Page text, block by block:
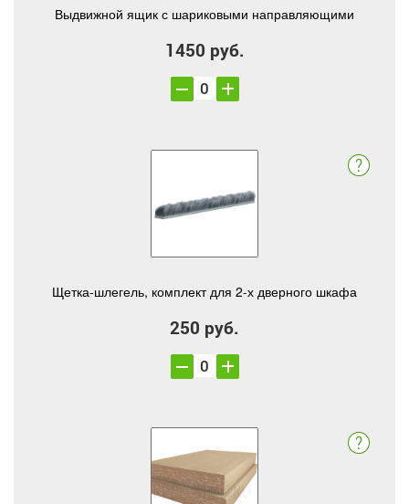
Выдвижной ящик с шариковыми направляющими
1450 руб.
Щетка-шлегель, комплект для 2-х дверного шкафа
250 руб.